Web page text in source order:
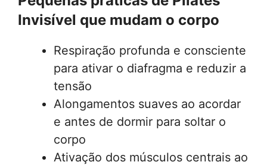
Invisível que mudam o corpo
Respiração profunda e consciente
para ativar o diafragma e reduzir a
tensão
Alongamentos suaves ao acordar
e antes de dormir para soltar o
corpo
Ativação dos músculos centrais ao